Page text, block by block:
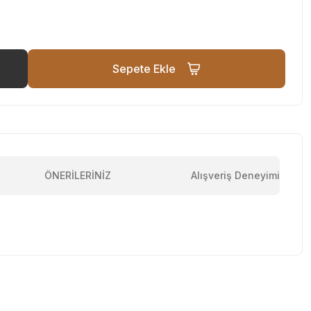
Sepete Ekle
ÖNERİLERİNİZ Alışveriş Deneyimi